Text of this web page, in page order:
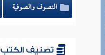
التصوف والصوفية
تصنيف الكتب